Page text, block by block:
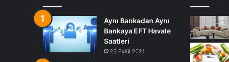
Aynı Bankadan Aynı
Bankaya EFT Havale
Saatleri
25 Eylül 2021